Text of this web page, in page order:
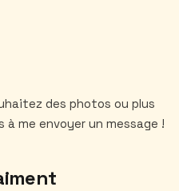
des photos ou plus